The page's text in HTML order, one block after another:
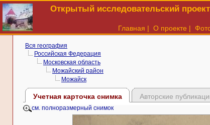
Открытый исследовательский
Главная | О проекте |
Вся география
Российская Федерация
Московская область
Можайский район
Можайск
Учетная карточка снимка Авторские
см. полноразмерный снимок